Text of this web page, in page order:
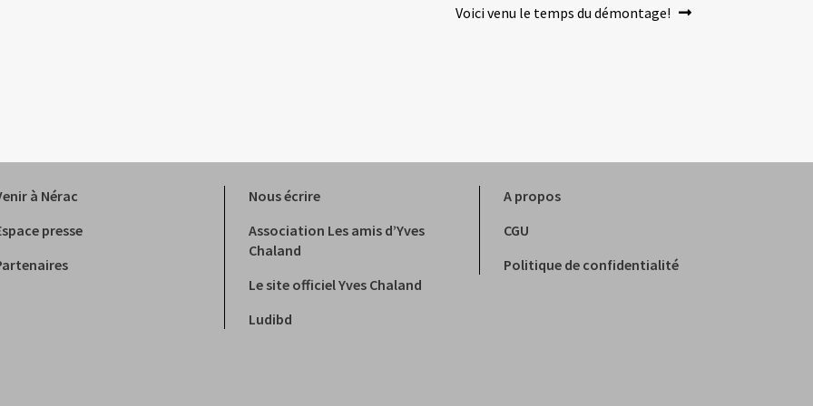
Article
Voici venu le temps du démontage!
à Nérac
presse
Nous écrire
Association Les amis d’Yves
Chaland
Le site officiel Yves Chaland
Ludibd
A propos
CGU
Politique de confidentialité